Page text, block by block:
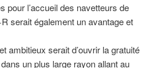
pour l’accueil des navetteurs de
serait également un avantage et
ambitieux serait d’ouvrir la gratuité
un plus large rayon allant au